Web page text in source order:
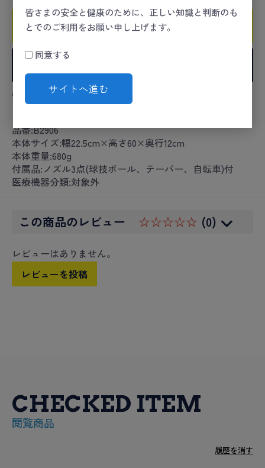
皆さまの安全と健康のために、正しい知識と判断のも
とでのご利用をお願い申し上げます。
同意する
サイトへ進む
カートに入れる
●最大圧力値160psi
品番:B2906
本体サイズ:幅22.5cm×高さ60×奥行12cm
本体重量:680g
付属品:ノズル3点(球技ボール、テーパー、自転車)付
医療機器分類:対象外
この商品のレビュー ☆☆☆☆☆ (0)
レビューはありません。
レビューを投稿
CHECKED ITEM
閲覧商品
履歴を消す